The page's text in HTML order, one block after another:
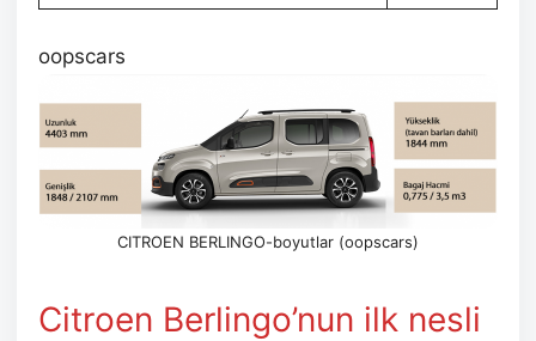
oopscars
CITROEN BERLINGO-boyutlar (oopscars)
Citroen Berlingo’nun ilk nesli